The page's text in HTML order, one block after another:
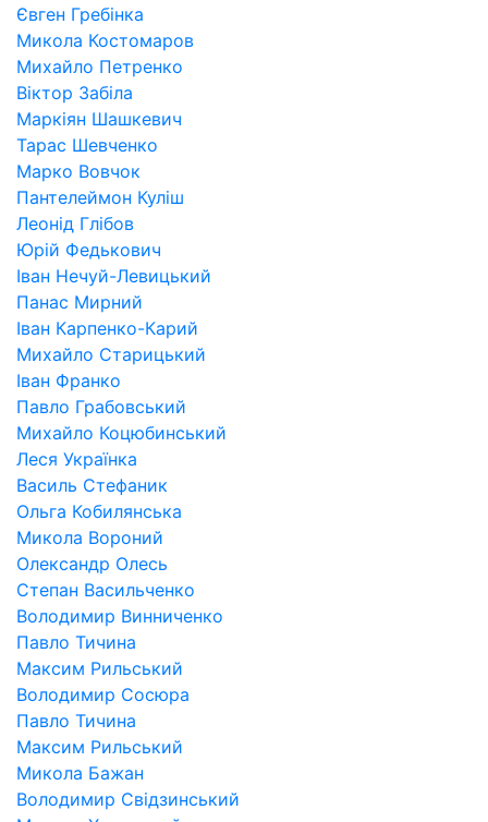
Євген Гребінка
Микола Костомаров
Михайло Петренко
Віктор Забіла
Маркіян Шашкевич
Тарас Шевченко
Марко Вовчок
Пантелеймон Куліш
Леонід Глібов
Юрій Федькович
Іван Нечуй-Левицький
Панас Мирний
Іван Карпенко-Карий
Михайло Старицький
Іван Франко
Павло Грабовський
Михайло Коцюбинський
Леся Українка
Василь Стефаник
Ольга Кобилянська
Микола Вороний
Олександр Олесь
Степан Васильченко
Володимир Винниченко
Павло Тичина
Максим Рильський
Володимир Сосюра
Павло Тичина
Максим Рильський
Микола Бажан
Володимир Свідзинський